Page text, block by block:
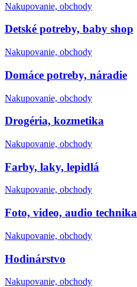
Nakupovanie, obchody
Detské potreby, baby shop
Nakupovanie, obchody
Domáce potreby, náradie
Nakupovanie, obchody
Drogéria, kozmetika
Nakupovanie, obchody
Farby, laky, lepidlá
Nakupovanie, obchody
Foto, video, audio technika
Nakupovanie, obchody
Hodinárstvo
Nakupovanie, obchody